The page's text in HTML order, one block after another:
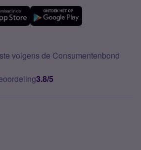
volgens de Consumentenbond
3.8/5